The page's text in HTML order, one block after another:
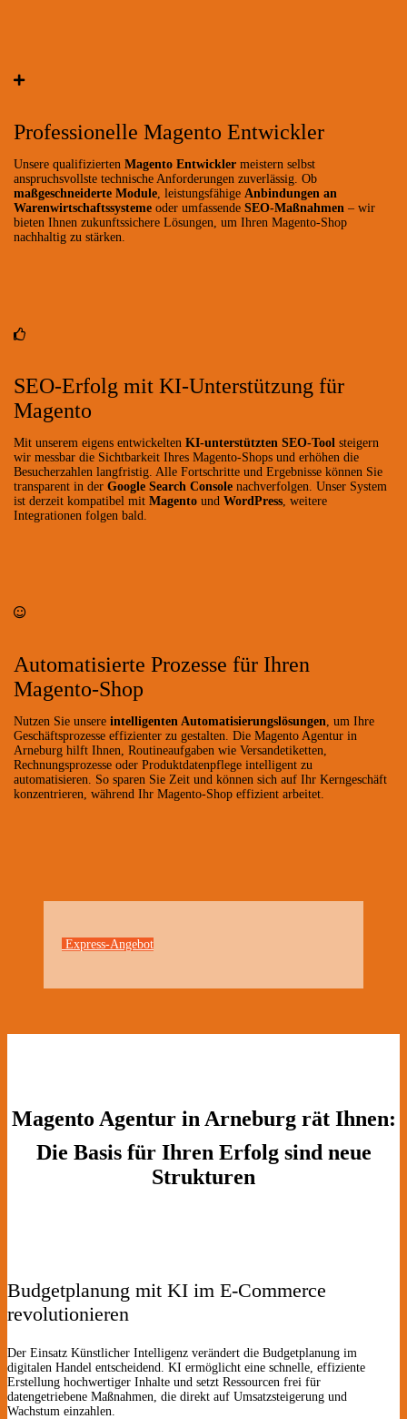
Professionelle Magento Entwickler
Unsere qualifizierten Magento Entwickler meistern selbst
anspruchsvollste technische Anforderungen zuverlässig. Ob
maßgeschneiderte Module , leistungsfähige Anbindungen an
Warenwirtschaftssysteme oder umfassende SEO-Maßnahmen – wir
bieten Ihnen zukunftssichere Lösungen, um Ihren Magento-Shop
nachhaltig zu stärken.
SEO-Erfolg mit KI-Unterstützung für
Magento
Mit unserem eigens entwickelten KI-unterstützten SEO-Tool steigern
wir messbar die Sichtbarkeit Ihres Magento-Shops und erhöhen die
Besucherzahlen langfristig. Alle Fortschritte und Ergebnisse können Sie
transparent in der Google Search Console nachverfolgen. Unser System
ist derzeit kompatibel mit Magento und WordPress , weitere
Integrationen folgen bald.
Automatisierte Prozesse für Ihren
Magento-Shop
Nutzen Sie unsere intelligenten Automatisierungslösungen , um Ihre
Geschäftsprozesse effizienter zu gestalten. Die Magento Agentur in
Arneburg hilft Ihnen, Routineaufgaben wie Versandetiketten,
Rechnungsprozesse oder Produktdatenpflege intelligent zu
automatisieren. So sparen Sie Zeit und können sich auf Ihr Kerngeschäft
konzentrieren, während Ihr Magento-Shop effizient arbeitet.
Express-Angebot
Magento Agentur in Arneburg rät Ihnen:
Die Basis für Ihren Erfolg sind neue
Strukturen
Budgetplanung mit KI im E-Commerce
revolutionieren
Der Einsatz Künstlicher Intelligenz verändert die Budgetplanung im
digitalen Handel entscheidend. KI ermöglicht eine schnelle, effiziente
Erstellung hochwertiger Inhalte und setzt Ressourcen frei für
datengetriebene Maßnahmen, die direkt auf Umsatzsteigerung und
Wachstum einzahlen.